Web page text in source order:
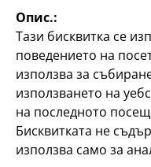
Домакинство
Чаши за пиене
440 ml, 3 опаковки
1 €/бр.
3
Опис.:
Тази бисквитка се
поведението на
използва за
използването на
на последното
Бисквитката не
използва само за